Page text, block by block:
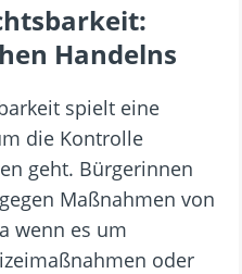
Handelns
spielt eine
die Kontrolle
geht. Bürgerinnen
Maßnahmen von
wenn es um
oder